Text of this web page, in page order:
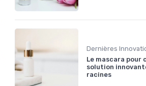
Dernières
Le mascara pour
solution
racines